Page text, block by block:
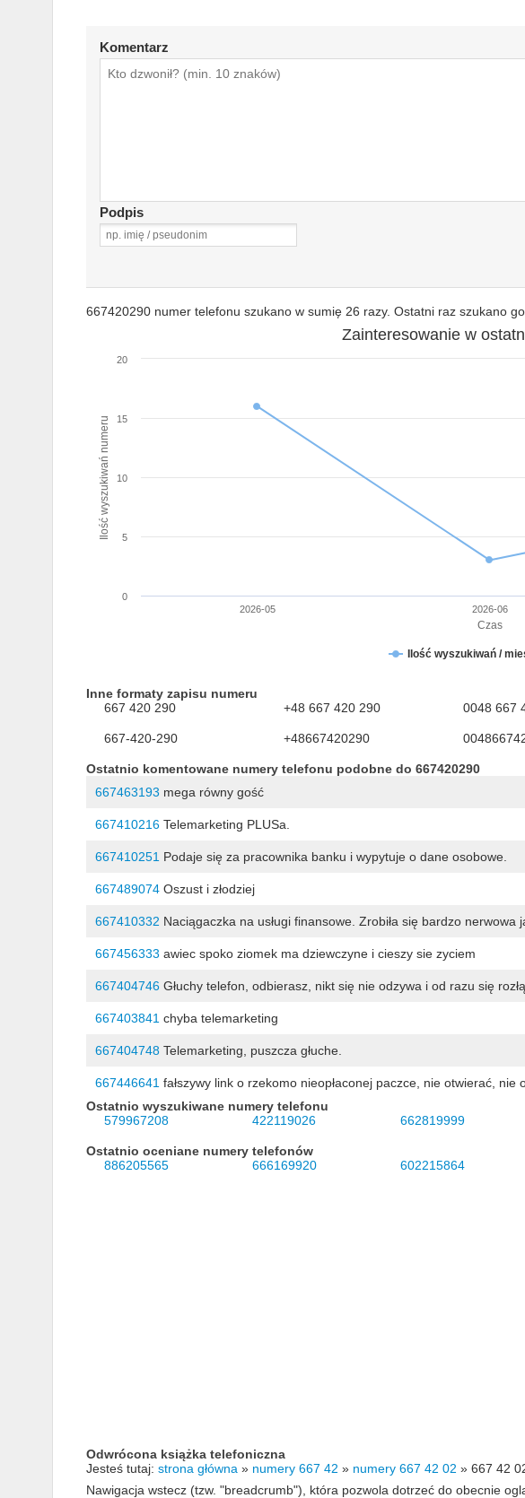
Komentarz
Podpis
667420290 numer telefonu szukano w sumię 26 razy. Ostatni raz szukano
Czas
Ilość wyszukiwań numeru
Zainteresowanie w
Ilość wyszukiwań /
2026-05 2026-06
0
5
10
15
20
Inne formaty zapisu numeru
667 420 290
+48 667 420 290 0048 667
667-420-290 +48667420290
Ostatnio komentowane numery telefonu podobne do 667420290
667463193 mega równy gość
667410216Telemarketing PLUSa.
667410251Podaje się za pracownika banku i wypytuje o dane osobowe.
667489074Oszust i złodziej
667410332 Naciągaczka na usługi finansowe. Zrobiła się bardzo nerwowa
667456333 awiec spoko ziomek ma dziewczyne i cieszy sie zyciem
667404746Głuchy telefon, odbierasz, nikt się nie odzywa i od razu się
667403841chyba telemarketing
667404748Telemarketing, puszcza głuche.
667446641fałszywy link o rzekomo nieopłaconej paczce, nie otwierać, nie
Ostatnio wyszukiwane numery telefonu
579967208
422119026 662819999
Ostatnio oceniane numery telefonów
886205565
666169920 602215864
Odwrócona książka telefoniczna
Jesteś tutaj: strona główna » numery 667 42 » numery 667 42 02 » 667 42
Nawigacja wstecz (tzw. "breadcrumb"), która pozwola dotrzeć do obecnie